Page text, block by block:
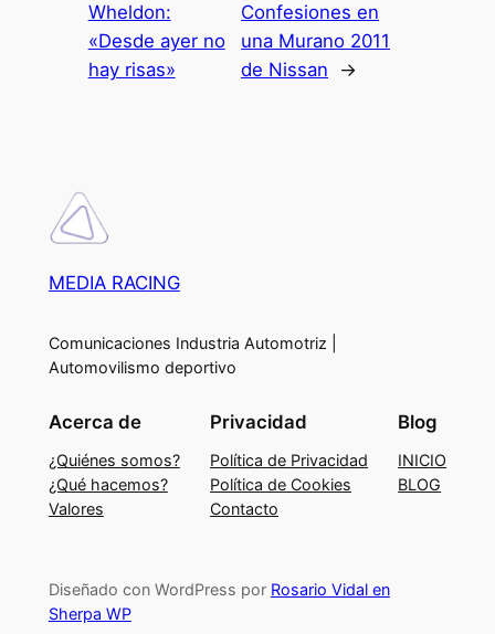
Wheldon:
«Desde ayer no
hay risas»
Confesiones en
una Murano 2011
de Nissan
→
MEDIA RACING
Comunicaciones Industria Automotriz |
Automovilismo deportivo
Acerca de
¿Quiénes somos?
¿Qué hacemos?
Valores
Privacidad
Política de Privacidad
Política de Cookies
Contacto
Blog
INICIO
BLOG
Diseñado con WordPress por Rosario Vidal en
Sherpa WP